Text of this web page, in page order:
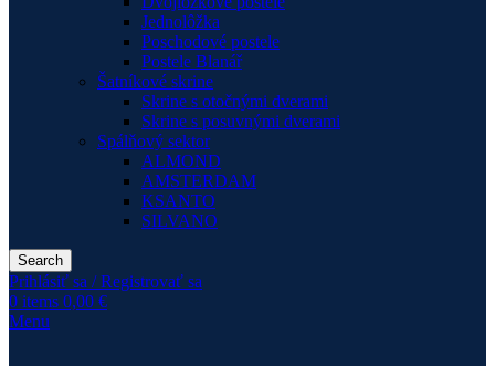
Jednolôžka
Poschodové postele
Postele Blanář
Šatníkové skrine
Skrine s otočnými dverami
Skrine s posuvnými dverami
Spálňový sektor
ALMOND
AMSTERDAM
KSANTO
SILVANO
Search
Prihlásiť sa / Registrovať sa
0 items 0,00 €
Menu